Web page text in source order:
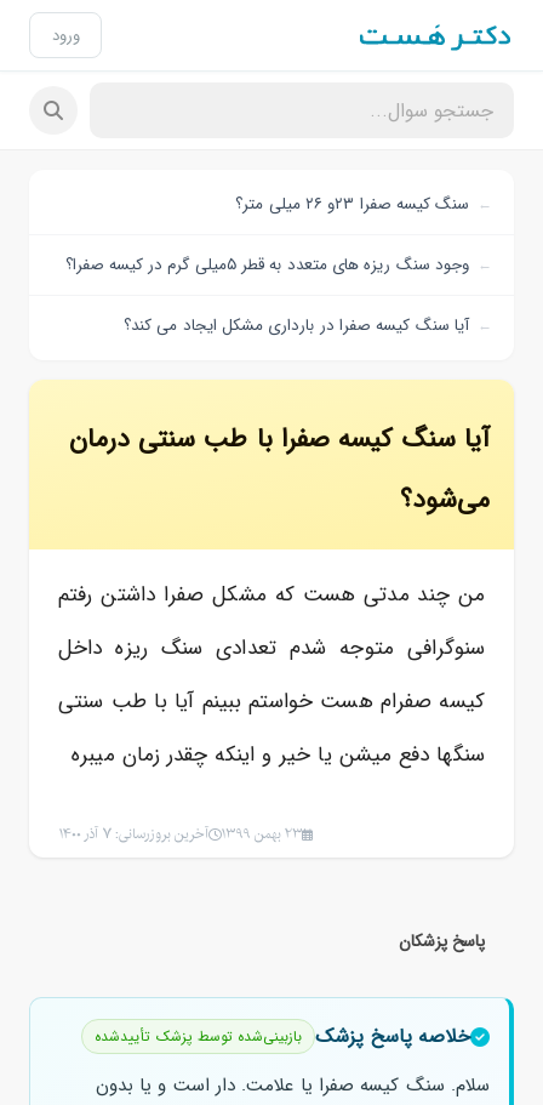
ورود
سنگ کیسه صفرا ۲۳و ۲۶ میلی متر؟
وجود سنگ ریزه های متعدد به قطر ۵میلی گرم در کیسه صفرا؟
آیا سنگ کیسه صفرا در بارداری مشکل ایجاد می کند؟
آیا سنگ کیسه صفرا با طب سنتی درمان
می‌شود؟
من چند مدتی هست که مشکل صفرا داشتن رفتم
سنوگرافی متوجه شدم تعدادی سنگ ریزه داخل
کیسه صفرام هست خواستم ببینم آیا با طب سنتی
سنگها دفع میشن یا خیر و اینکه چقدر زمان میبره
23 بهمن 1399 آخرین بروزرسانی: 7 آذر 1400
پاسخ پزشکان
خلاصه پاسخ پزشک بازبینی‌شده توسط پزشک تأییدشده
سلام. سنگ کیسه صفرا یا علامت. دار است و یا بدون